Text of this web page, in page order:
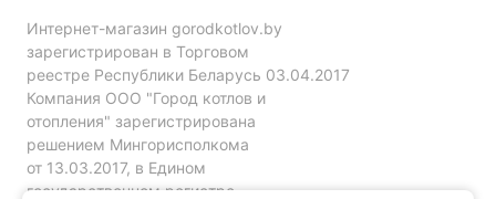
Интернет-магазин gorodkotlov.by
зарегистрирован в Торговом
реестре Республики Беларусь 03.04.2017
Компания ООО "Город котлов и
отопления" зарегистрирована
решением Мингорисполкома
от 13.03.2017, в Едином
государственном регистре